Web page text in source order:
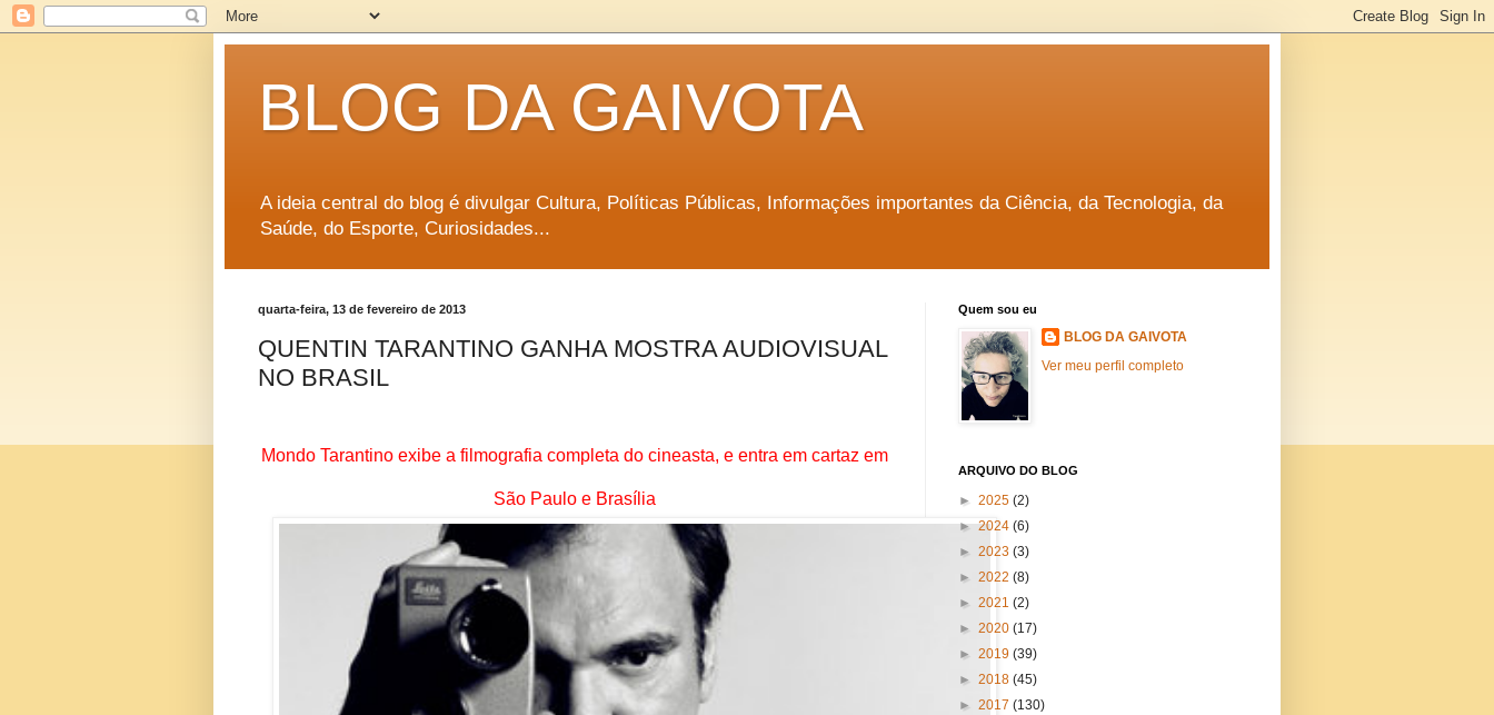
BLOG DA GAIVOTA
A ideia central do blog é divulgar Cultura, Políticas Públicas, Informações importantes da Ciência, da Tecnologia, da
Saúde, do Esporte, Curiosidades...
quarta-feira, 13 de fevereiro de 2013
QUENTIN TARANTINO GANHA MOSTRA AUDIOVISUAL
NO BRASIL
Mondo Tarantino exibe a filmografia completa do cineasta, e entra em cartaz em
São Paulo e Brasília
Quem sou eu
BLOG DA GAIVOTA
Ver meu perfil completo
ARQUIVO DO BLOG
► 2025 (2)
►2024 (6)
► 2023 (3)
► 2022 (8)
► 2021 (2)
► 2020 (17)
► 2019 (39)
► 2018 (45)
► 2017 (130)